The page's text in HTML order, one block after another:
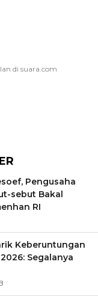
Pengusaha
sebut Bakal
RI
Keberuntungan
Segalanya